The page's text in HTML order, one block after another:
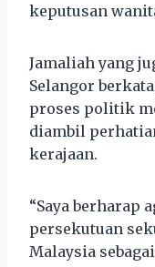
keputusan
Jamaliah yang
Selangor
proses politik
diambil
kerajaan.
“Saya berharap
persekutuan
Malaysia